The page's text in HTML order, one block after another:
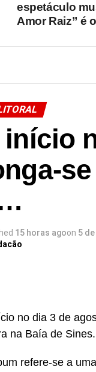
espetáculo
Amor Raiz” é
início
se
15 horas agoon 5
no dia 3 de
na Baía de Sines.
refere-se a